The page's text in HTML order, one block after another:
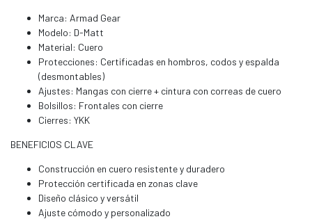
Marca: Armad Gear
Modelo: D-Matt
Material: Cuero
Protecciones: Certificadas en hombros, codos y espalda
(desmontables)
Ajustes: Mangas con cierre + cintura con correas de cuero
Bolsillos: Frontales con cierre
Cierres: YKK
BENEFICIOS CLAVE
Construcción en cuero resistente y duradero
Protección certificada en zonas clave
Diseño clásico y versátil
Ajuste cómodo y personalizado